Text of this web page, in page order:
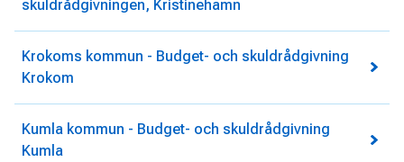
skuldrådgivningen, Kristinehamn
Krokoms kommun - Budget- och skuldrådgivning
Krokom
Kumla kommun - Budget- och skuldrådgivning
Kumla